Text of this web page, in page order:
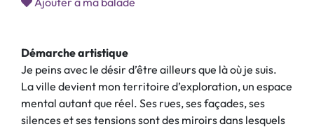
Démarche artistique
Je peins avec le désir d’être ailleurs que là où je suis.
La ville devient mon territoire d’exploration, un espace
mental autant que réel. Ses rues, ses façades, ses
silences et ses tensions sont des miroirs dans lesquels